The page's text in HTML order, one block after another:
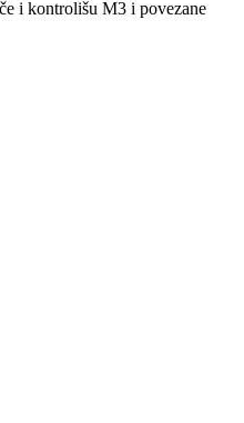
i kontrolišu M3 i povezane